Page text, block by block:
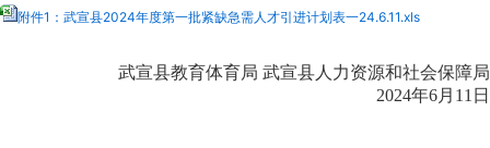
附件1：武宣县2024年度第一批紧缺急需人才引进计划表一24.6.11.xls
武宣县教育体育局 武宣县人力资源和社会保障局
2024年6月 11 日